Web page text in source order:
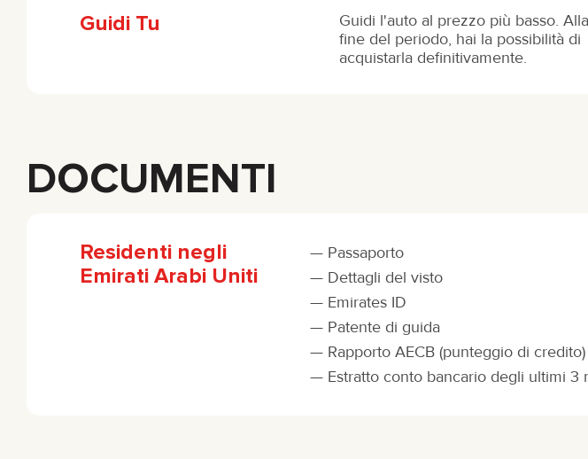
Guidi Tu
Guidi l'auto al prezzo più basso. Alla
fine del periodo, hai la possibilità di
acquistarla definitivamente.
DOCUMENTI
Residenti negli
Emirati Arabi Uniti
Passaporto
Dettagli del visto
Emirates ID
Patente di guida
Rapporto AECB (punteggio di credito)
Estratto conto bancario degli ultimi 3